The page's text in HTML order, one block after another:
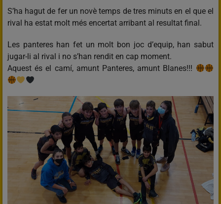
S’ha hagut de fer un novè temps de tres minuts en el que el
rival ha estat molt més encertat arribant al resultat final.
Les panteres han fet un molt bon joc d’equip, han sabut
jugar-li al rival i no s’han rendit en cap moment.
Aquest és el camí, amunt Panteres, amunt Blanes!!!